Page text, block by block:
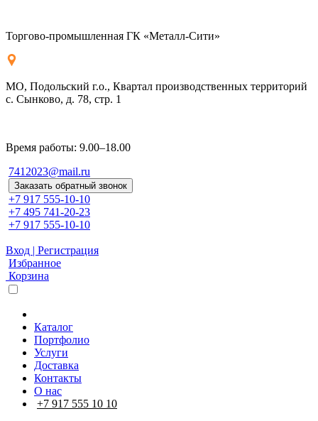
Торгово-промышленная ГК «Металл-Сити»
МО, Подольский г.о., Квартал производственных территорий
с. Сынково, д. 78, стр. 1
Время работы: 9.00–18.00
7412023@mail.ru
Заказать обратный звонок
+7 917 555-10-10
+7 495 741-20-23
+7 917 555-10-10
Вход | Регистрация
Избранное
Корзина
Каталог
Портфолио
Услуги
Доставка
Контакты
О нас
+7 917 555 10 10